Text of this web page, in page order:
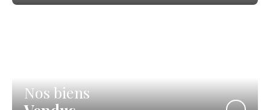
Nos biens